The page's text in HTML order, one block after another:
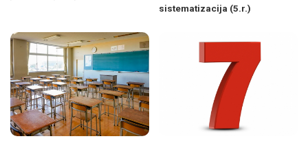
sistematizacija (5.r.)